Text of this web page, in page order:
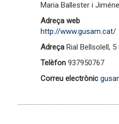
Maria Ballester i
Adreça web
http://www.gusam.cat/
Adreça Rial Bellsolell,
Telèfon 937950767
Correu electrònic